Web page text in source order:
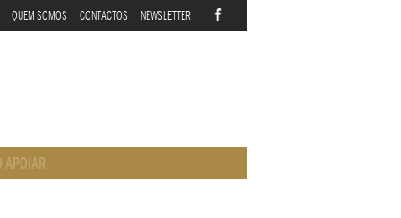
QUEM SOMOS CONTACTOS NEWSLETTER
APOIAR